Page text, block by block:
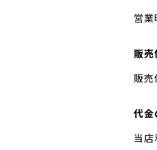
営
販売
販売
代金
当店